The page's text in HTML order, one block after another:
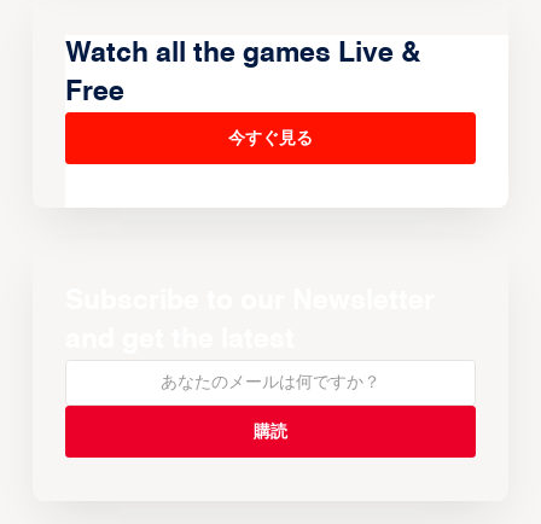
Watch all the games Live &
Free
今すぐ見る